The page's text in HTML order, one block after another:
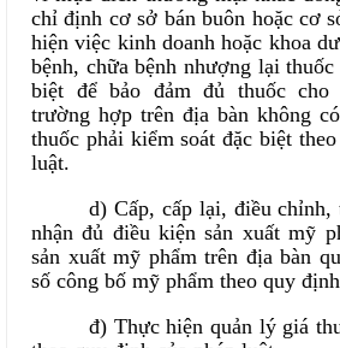
chỉ định cơ sở bán buôn hoặc cơ
hiện việc kinh doanh hoặc khoa
bệnh, chữa bệnh nhượng lại
biệt để bảo đảm đủ thuốc cho
trường hợp trên địa bàn không
thuốc phải kiểm soát đặc biệt
luật.
d) Cấp, cấp lại, điều
nhận đủ điều kiện sản xuất mỹ
sản xuất mỹ phẩm trên địa bàn
số công bố mỹ phẩm theo quy
đ) Thực hiện quản lý giá